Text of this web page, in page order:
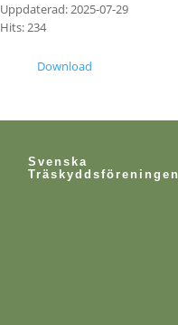
Uppdaterad: 2025-07-29
Hits: 234
Download
Svenska
Träskyddsföreningen